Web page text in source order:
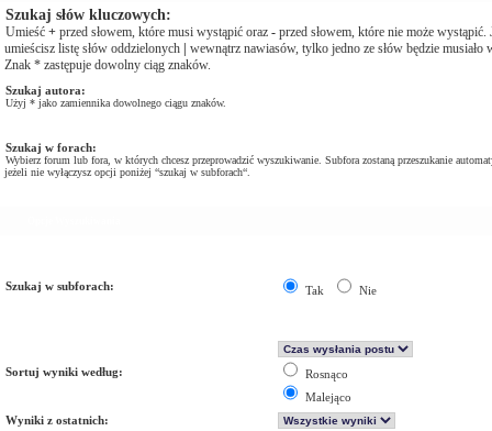
Szukaj słów kluczowych:
Umieść + przed słowem, które musi wystąpić oraz - przed słowem, które nie może wystąpić.
umieścisz listę słów oddzielonych | wewnątrz nawiasów, tylko jedno ze słów będzie musiało
Znak * zastępuje dowolny ciąg znaków.
Szukaj autora:
Użyj * jako zamiennika dowolnego ciągu znaków.
Szukaj w forach:
Wybierz forum lub fora, w których chcesz przeprowadzić wyszukiwanie. Subfora zostaną przeszukanie
jeżeli nie wyłączysz opcji poniżej “szukaj w subforach“.
Szukaj w subforach: Tak Nie
Sortuj wyniki według:
Rosnąco
Malejąco
Wyniki z ostatnich: